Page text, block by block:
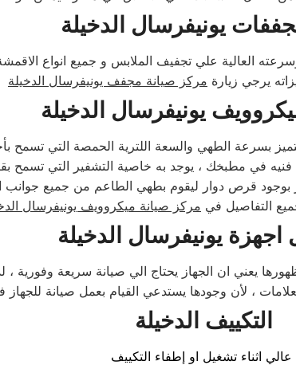
يونيفرسال الدخيلة
العالية علي تجفيف الملابس و جميع انواع
يرجي زيارة
يونيفرسال الدخيلة
بسرعة الطهي والسعة اللترية الحمصة التي تسمح
في مطبخك ، يوجد به خاصية التشفير التي تسمح
بوجود قرص دوار ليقوم بطهي الطاعم من جميع جوانب
التفاصيل في
اجهزة يونيفرسال الدخيلة
يعني ان الجهاز يحتاج الي صيانة سريعة وفورية
التكييف الدخيلة